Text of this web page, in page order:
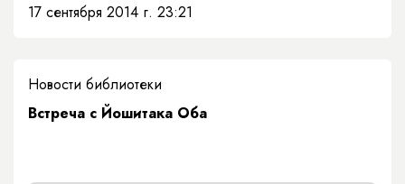
17 сентября 2014 г. 23:21
Новости библиотеки
Встреча с Йошитака Оба